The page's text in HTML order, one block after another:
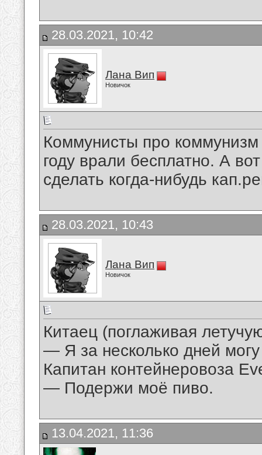
28.03.2021, 10:42
Лана Вип
Новичок
Коммунисты про
году врали бесплатно. А
сделать когда-нибудь
28.03.2021, 10:43
Лана Вип
Новичок
Китаец (поглаживая
— Я за несколько дней
Капитан контейнеровоза
— Подержи моё пиво.
13.04.2021, 11:36